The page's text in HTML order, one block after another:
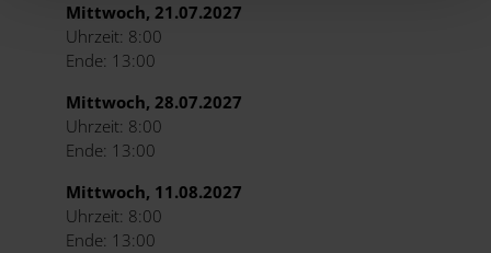
Mittwoch, 21.07.2027
Uhrzeit: 8:00
Ende: 13:00
Mittwoch, 28.07.2027
Uhrzeit: 8:00
Ende: 13:00
Mittwoch, 11.08.2027
Uhrzeit: 8:00
Ende: 13:00